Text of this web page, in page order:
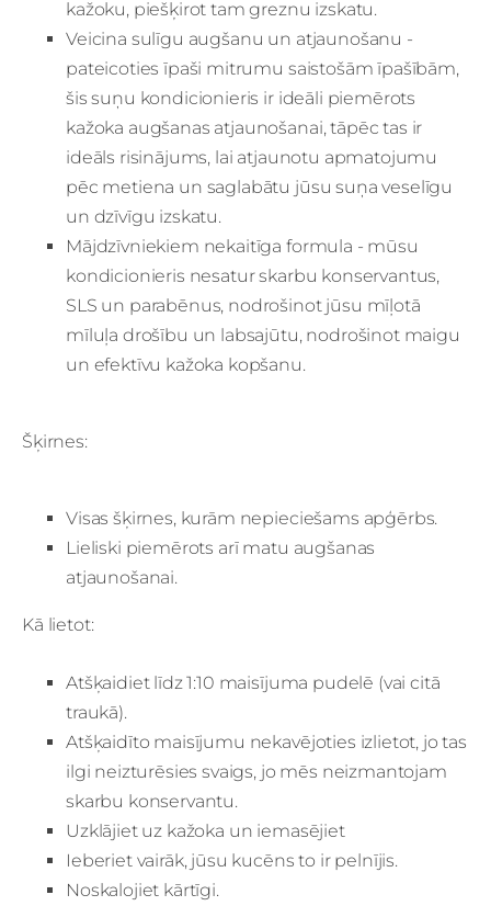
kažoku, piešķirot tam greznu izskatu.
Veicina sulīgu augšanu un atjaunošanu -
pateicoties īpaši mitrumu saistošām īpašībām,
šis suņu kondicionieris ir ideāli piemērots
kažoka augšanas atjaunošanai, tāpēc tas ir
ideāls risinājums, lai atjaunotu apmatojumu
pēc metiena un saglabātu jūsu suņa veselīgu
un dzīvīgu izskatu.
Mājdzīvniekiem nekaitīga formula - mūsu
kondicionieris nesatur skarbu konservantus,
SLS un parabēnus, nodrošinot jūsu mīļotā
mīluļa drošību un labsajūtu, nodrošinot maigu
un efektīvu kažoka kopšanu.
Šķirnes:
Visas šķirnes, kurām nepieciešams apģērbs.
Lieliski piemērots arī matu augšanas
atjaunošanai.
Kā lietot:
Atšķaidiet līdz 1:10 maisījuma pudelē (vai citā
traukā).
Atšķaidīto maisījumu nekavējoties izlietot, jo tas
ilgi neizturēsies svaigs, jo mēs neizmantojam
skarbu konservantu.
Uzklājiet uz kažoka un iemasējiet
Ieberiet vairāk, jūsu kucēns to ir pelnījis.
Noskalojiet kārtīgi.